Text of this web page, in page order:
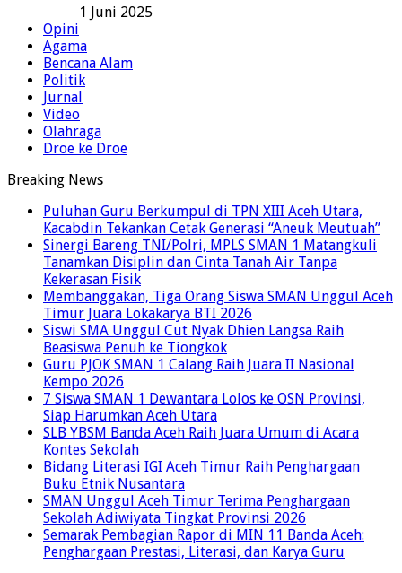
1 Juni 2025
Opini
Agama
Bencana Alam
Politik
Jurnal
Video
Olahraga
Droe ke Droe
Breaking News
Puluhan Guru Berkumpul di TPN XIII Aceh Utara,
Kacabdin Tekankan Cetak Generasi “Aneuk Meutuah”
Sinergi Bareng TNI/Polri, MPLS SMAN 1 Matangkuli
Tanamkan Disiplin dan Cinta Tanah Air Tanpa
Kekerasan Fisik
Membanggakan, Tiga Orang Siswa SMAN Unggul Aceh
Timur Juara Lokakarya BTI 2026
Siswi SMA Unggul Cut Nyak Dhien Langsa Raih
Beasiswa Penuh ke Tiongkok
Guru PJOK SMAN 1 Calang Raih Juara II Nasional
Kempo 2026
7 Siswa SMAN 1 Dewantara Lolos ke OSN Provinsi,
Siap Harumkan Aceh Utara
SLB YBSM Banda Aceh Raih Juara Umum di Acara
Kontes Sekolah
Bidang Literasi IGI Aceh Timur Raih Penghargaan
Buku Etnik Nusantara
SMAN Unggul Aceh Timur Terima Penghargaan
Sekolah Adiwiyata Tingkat Provinsi 2026
Semarak Pembagian Rapor di MIN 11 Banda Aceh:
Penghargaan Prestasi, Literasi, dan Karya Guru